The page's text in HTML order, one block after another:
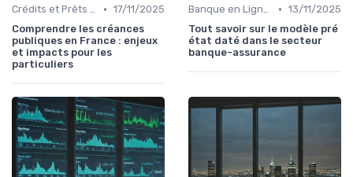
Crédits et Prêts Personnels • 17/11/2025
Comprendre les créances
publiques en France : enjeux
et impacts pour les
particuliers
Banque en Ligne et Mobile • 13/11/2025
Tout savoir sur le modèle pré
état daté dans le secteur
banque-assurance